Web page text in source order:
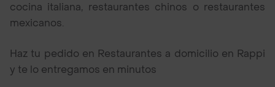
cocina italiana, restaurantes chinos o restaurantes
mexicanos.
Haz tu pedido en Restaurantes a domicilio en Rappi
y te lo entregamos en minutos